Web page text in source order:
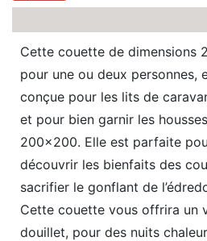
Cette couette de dimensions
pour une ou deux personnes,
conçue pour les lits de
et pour bien garnir les
200×200. Elle est parfaite
découvrir les bienfaits des
sacrifier le gonflant de
Cette couette vous offrira un
douillet, pour des nuits